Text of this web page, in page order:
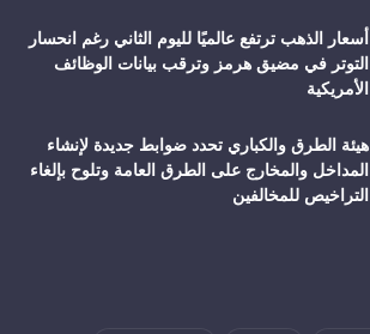
أسعار الذهب ترتفع عالميًا لليوم الثاني رغم انحسار
التوتر في مضيق هرمز وترقب بيانات الوظائف
الأمريكية
هيئة الطرق والكباري تحدد ضوابط جديدة لإنشاء
المداخل والمخارج على الطرق العامة وتلوح بإلغاء
التراخيص للمخالفين